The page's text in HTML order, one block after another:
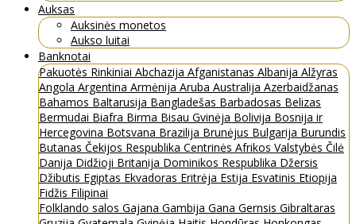
Auksas
Auksinės monetos
Aukso luitai
Banknotai
Pakuotės Rinkiniai Abchazija Afganistanas Albanija Alžyras
Angola Argentina Armėnija Aruba Australija Azerbaidžanas
Bahamos Baltarusija Bangladešas Barbadosas Belizas
Bermudai Biafra Birma Bisau Gvinėja Bolivija Bosnija ir
Hercegovina Botsvana Brazilija Brunėjus Bulgarija Burundis
Butanas Čekijos Respublika Centrinės Afrikos Valstybės Čilė
Danija Didžioji Britanija Dominikos Respublika Džersis
Džibutis Egiptas Ekvadoras Eritrėja Estija Esvatinis Etiopija
Fidžis Filipinai
Folklando salos Gajana Gambija Gana Gernsis Gibraltaras